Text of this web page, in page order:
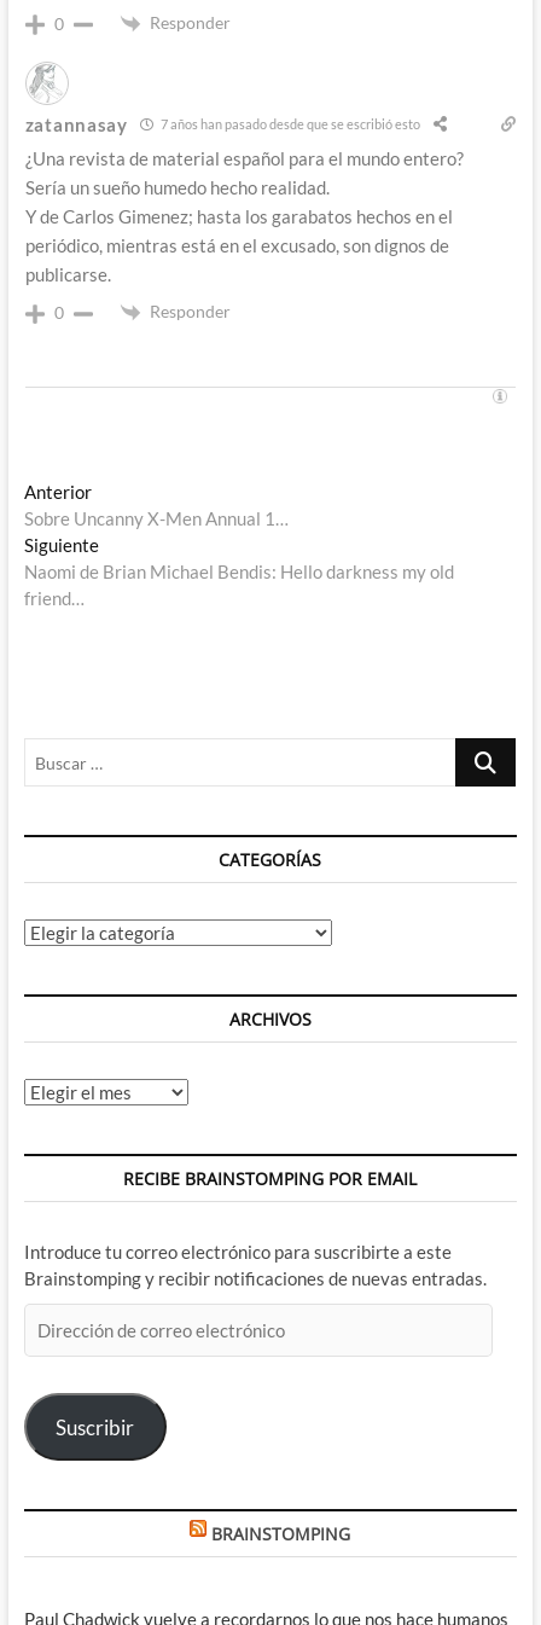
0 Responder
zatannasay 7 años han pasado desde que se escribió esto
¿Una revista de material español para el mundo entero?
Sería un sueño humedo hecho realidad.
Y de Carlos Gimenez; hasta los garabatos hechos en el
periódico, mientras está en el excusado, son dignos de
publicarse.
0 Responder
Navegación
de
entradas
AnteriorEntrada
anterior:
Sobre Uncanny X-Men Annual 1…
SiguienteEntrada
siguiente:
Naomi de Brian Michael Bendis: Hello darkness my old
friend…
Buscar
CATEGORÍAS
Categorías
ARCHIVOS
Archivos
RECIBE BRAINSTOMPING POR EMAIL
Introduce tu correo electrónico para suscribirte a este
Brainstomping y recibir notificaciones de nuevas entradas.
de
electrónico
Suscribir
BRAINSTOMPING
Paul Chadwick vuelve a recordarnos lo que nos hace humanos